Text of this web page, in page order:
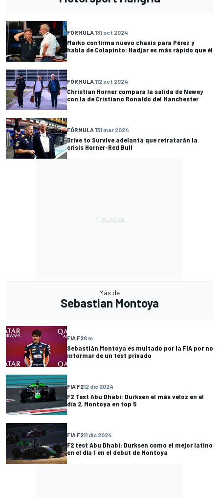
FÓRMULA 131 oct 2024
Marko confirma nuevo chasis para Pérez y
habla de Colapinto: Hadjar es más rápido que él
FÓRMULA 112 oct 2024
Christian Horner compara la salida de Newey
con la de Cristiano Ronaldo del Manchester
FÓRMULA 131 mar 2024
Drive to Survive adelanta que retratarán la
crisis Horner-Red Bull
Más de
Sebastian Montoya
FIA F28 m
Sebastián Montoya es multado por la FIA por no
informar de un test privado
FIA F212 dic 2024
F2 Test Abu Dhabi: Durksen el más veloz en el
día 2, Montoya en top 5
FIA F211 dic 2024
F2 test Abu Dhabi: Durksen como el mejor latino
en el día 1 en el debut de Montoya